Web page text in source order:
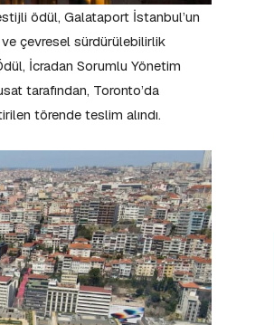
ödül, Galataport İstanbul’un
çevresel sürdürülebilirlik
İcradan Sorumlu Yönetim
tarafından, Toronto’da
törende teslim alındı.